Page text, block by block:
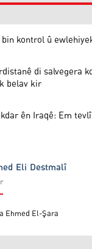
kontrol û
di salvegera
belav kir
ên Iraqê: Em
Eli Destmalî
Ehmed El-Şara